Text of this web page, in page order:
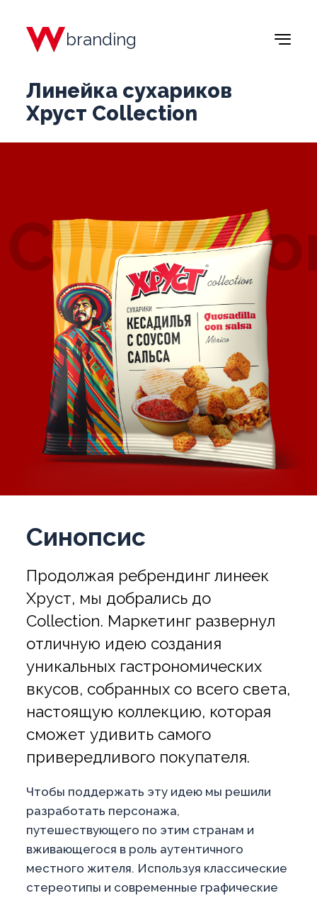
branding
Линейка сухариков
Хруст Collection
Синопсис
Продолжая ребрендинг линеек
Хруст, мы добрались до
Collection. Маркетинг развернул
отличную идею создания
уникальных гастрономических
вкусов, собранных со всего света,
настоящую коллекцию, которая
сможет удивить самого
привередливого покупателя.
Чтобы поддержать эту идею мы решили
разработать персонажа,
путешествующего по этим странам и
вживающегося в роль аутентичного
местного жителя. Используя классические
стереотипы и современные графические